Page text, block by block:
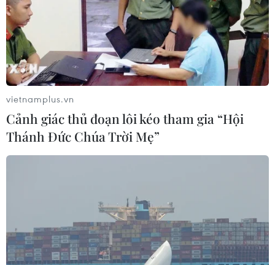
Phó Tổng Biên tập: NGUYỄN THỊ TÁM, KHÚC THANH
THỦY
Sở hữu trí tuệ
Quy định sử dụng
RSS
Hỗ trợ
Ngôn ngữ
Dịch vụ tin
Quảng cáo
Giấy phép số: 1374/GP-BTTTT do Bộ Thông tin và Truyền thông
cấp ngày 11/9/2008.
Quảng cáo: Phó TBT Nguyễn Thị Tám: 093.5958688, Email:
tamvna@gmail.com
vietnamplus.vn
Cảnh giác thủ đoạn lôi kéo tham gia “Hội
Thánh Đức Chúa Trời Mẹ”